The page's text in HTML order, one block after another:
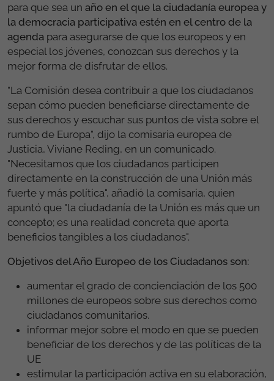
para que sea un año en el que la ciudadanía europea y
la democracia participativa estén en el centro de la
agenda para asegurarse de que los europeos y en
especial los jóvenes, conozcan sus derechos y la
mejor forma de disfrutar de ellos.
"La Comisión desea contribuir a que los ciudadanos
sepan cómo pueden beneficiarse directamente de
sus derechos y escuchar sus puntos de vista sobre el
rumbo de Europa", dijo la comisaria europea de
Justicia, Viviane Reding, en un comunicado.
"Necesitamos que los ciudadanos participen
directamente en la construcción de una Unión más
fuerte y más política", añadió la comisaria, quien
apuntó que "la ciudadanía de la Unión es más que un
concepto; es una realidad concreta que aporta
beneficios tangibles a los ciudadanos".
Objetivos del Año Europeo de los Ciudadanos son:
aumentar el grado de concienciación de los 500
millones de europeos sobre sus derechos como
ciudadanos comunitarios.
informar mejor sobre el modo en que se pueden
beneficiar de los derechos y de las políticas de la
UE
estimular la participación activa en su elaboración,